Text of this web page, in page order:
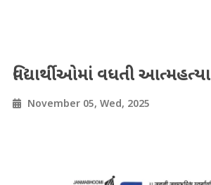
વિદ્યાર્થીઓમાં વધતી આત્મહત્યા
November 05, Wed, 2025